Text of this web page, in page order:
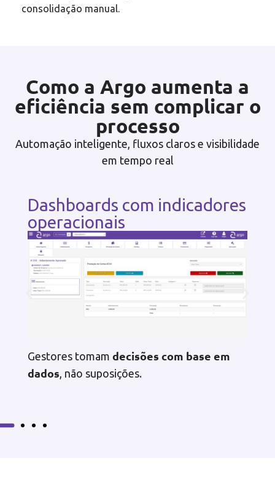
consolidação manual.
Como a Argo aumenta a
eficiência sem complicar o
processo
Automação inteligente, fluxos claros e visibilidade
em tempo real
Dashboards com indicadores
operacionais
Gestores tomam decisões com base em
dados , não suposições.